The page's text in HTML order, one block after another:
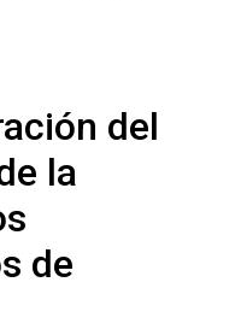
del
la
de